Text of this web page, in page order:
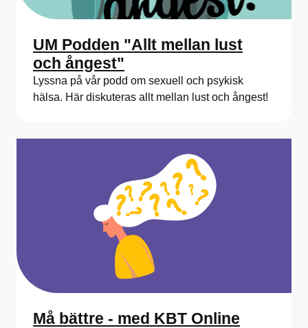
UM Podden "Allt mellan lust
och ångest"
Lyssna på vår podd om sexuell och psykisk
hälsa. Här diskuteras allt mellan lust och ångest!
Må bättre - med KBT Online